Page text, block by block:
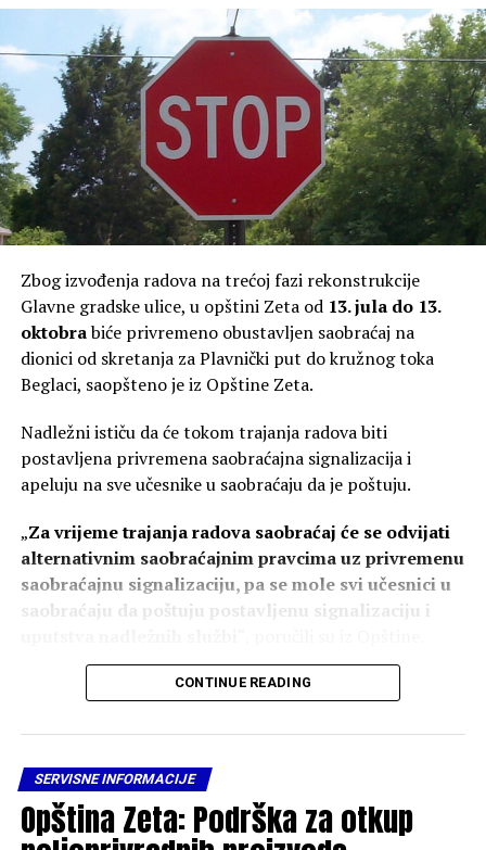
Zbog izvođenja radova na trećoj fazi rekonstrukcije
Glavne gradske ulice, u opštini Zeta od 13. jula do 13.
oktobrabiće privremeno obustavljen saobraćaj na
dionici od skretanja za Plavnički put do kružnog toka
Beglaci, saopšteno je iz Opštine Zeta.
Nadležni ističu da će tokom trajanja radova biti
postavljena privremena saobraćajna signalizacija i
apeluju na sve učesnike u saobraćaju da je poštuju.
„Za vrijeme trajanja radova saobraćaj će se odvijati
alternativnim saobraćajnim pravcima uz privremenu
saobraćajnu signalizaciju, pa se mole svi učesnici u
saobraćaju da poštuju postavljenu signalizaciju i
Kako navode, rekonstrukcija se sprovodi s ciljem
unapređenja saobraćajne infrastrukture i povećanja
bezbjednosti.
„ Radovi se izvode u cilju unapređenja saobraćajne
infrastrukture, povećanja bezbjednosti svih učesnika
u saobraćaju i stvaranja kvalitetnijih uslova za
CONTINUE READING
SERVISNE INFORMACIJE
Opština Zeta: Podrška za otkup